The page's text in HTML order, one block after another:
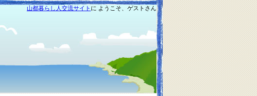
山都暮らし人交流サイト に ようこそ、ゲストさん